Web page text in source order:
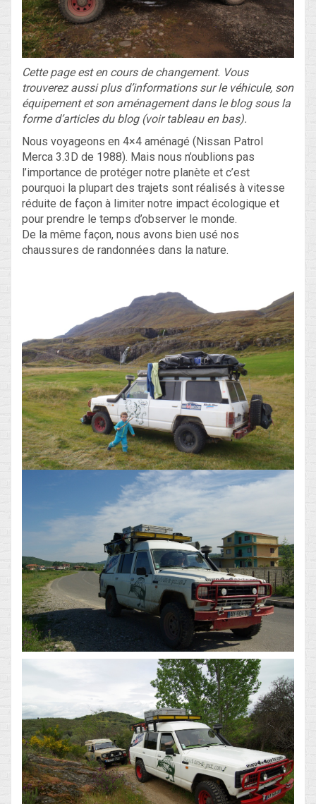
Blog
Non classé
Connexion
Flux des publications
Flux des commentaires
Site de WordPress-FR
Cette page est en cours de changement. Vous
trouverez aussi plus d’informations sur le véhicule, son
équipement et son aménagement dans le blog sous la
forme d’articles du blog (voir tableau en bas).
Nous voyageons en 4×4 aménagé (Nissan Patrol
Merca 3.3D de 1988). Mais nous n’oublions pas
l’importance de protéger notre planète et c’est
pourquoi la plupart des trajets sont réalisés à vitesse
réduite de façon à limiter notre impact écologique et
pour prendre le temps d’observer le monde.
De la même façon, nous avons bien usé nos
chaussures de randonnées dans la nature.